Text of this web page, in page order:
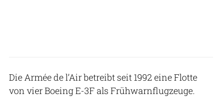
Die Armée de l’Air betreibt seit 1992 eine Flotte
von vier Boeing E-3F als Frühwarnflugzeuge.